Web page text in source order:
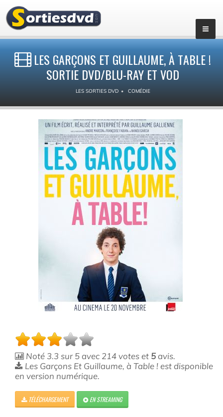
LES GARÇONS ET GUILLAUME, À TABLE !
SORTIE DVD/BLU-RAY ET VOD
LES SORTIES DVD COMÉDIE
Noté 3.3 sur5 avec 214votes et 5 avis.
Les Garçons Et Guillaume, à Table ! est disponible
en version numérique.
TÉLÉCHARGEMENT EN STREAMING